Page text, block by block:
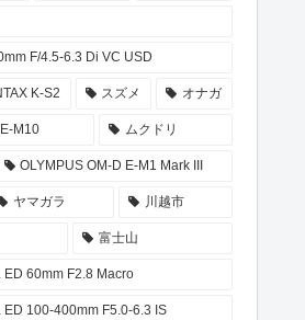
F/4.5-6.3 Di VC USD
K-S2 スズメ オナガ
M10 ムクドリ
OLYMPUS OM-D E-M1 Mark III
ヤマガラ 川越市
富士山
ED 60mm F2.8 Macro
ED 100-400mm F5.0-6.3 IS